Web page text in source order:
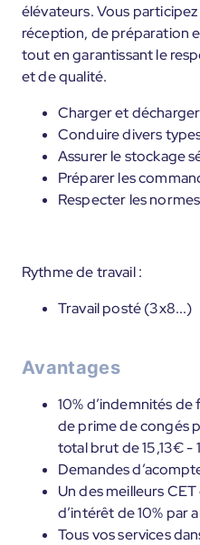
élévateurs. Vous
réception, de préparation
tout en garantissant le
et de qualité.
Charger et
Conduire divers
Assurer le stockage
Préparer les
Respecter les
Rythme de travail :
Travail posté (3x8...)
Avantages
10% d’indemnités de
de prime de congés
total brut de 15,13€ -
Demandes
Un des meilleurs
d’intérêt de 10% par
Tous vos services